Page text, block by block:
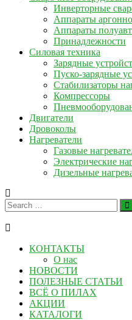
Инверторные
Аппараты
Аппараты
Принадлежности
Силовая техника
Зарядные
Пуско-зарядные
Стабилизаторы
Компрессоры
Двигатели
Дровоколы
Нагреватели
Газовые
Электрические
Дизельные
КОНТАКТЫ
О нас
НОВОСТИ
ПОЛЕЗНЫЕ СТАТЬИ
ВСЁ О ПИЛАХ
АКЦИИ
КАТАЛОГИ